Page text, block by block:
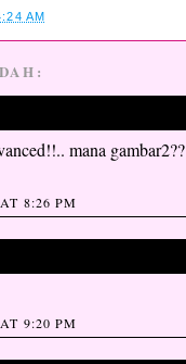
AM
mana gambar2??
8:26 PM
9:20 PM